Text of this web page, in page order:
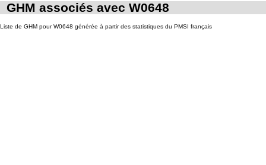
GHM associés avec W0648
Liste de GHM pour W0648 générée à partir des statistiques du PMSI français